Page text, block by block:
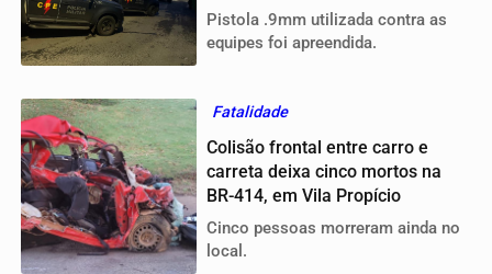
Pistola .9mm utilizada contra as
equipes foi apreendida.
Fatalidade
Colisão frontal entre carro e
carreta deixa cinco mortos na
BR-414, em Vila Propício
Cinco pessoas morreram ainda no
local.